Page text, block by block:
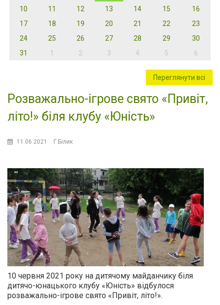
10
11 12 13 14 15
16
17
18 19 20 21 22
23
24
25 26 27 28 29
30
31
1 2 3 4 5 6
Переглянути всі
Розважально-ігрове свято «Привіт,
літо!» біля клубу «Юність»
11.06.2021 Г.Білик
10 червня 2021 року на дитячому майданчику біля
дитячо-юнацького клубу «Юність» відбулося
розважально-ігрове свято «Привіт, літо!».